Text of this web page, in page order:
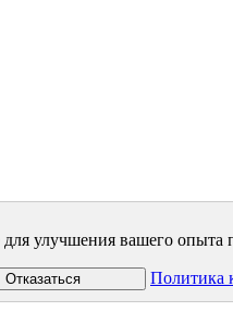
улучшения вашего опыта
Отказаться Политика